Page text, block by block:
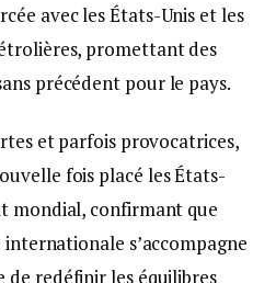
avec les États-Unis et les
promettant des
précédent pour le pays.
et parfois provocatrices,
fois placé les États-
mondial, confirmant que
s’accompagne
de redéfinir les équilibres